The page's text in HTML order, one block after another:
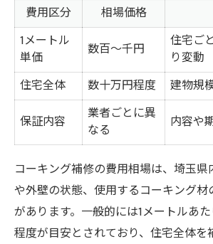
費用区分 相場価格
1メートル
単価
数百～千円
住宅ご
り変動
住宅全体
数十万円程度
建物規
保証内容
業者ごとに異
なる
内容や
コーキング補修の費用相場は、埼玉
や外壁の状態、使用するコーキング材
があります。一般的には1メートルあ
程度が目安とされており、住宅全体を